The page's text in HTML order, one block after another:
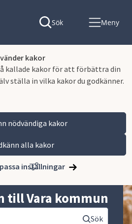
kakor
kallade kakor för att förbättra din
ställa in vilka kakor du godkänner.
nödvändiga kakor
alla kakor
inställningar
Sök Meny
till Vara kommun
Sök